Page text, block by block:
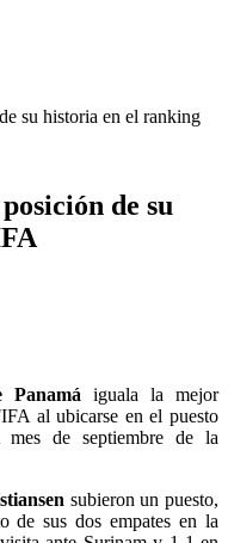
su historia en el ranking
de su
Panamá iguala la mejor
al ubicarse en el puesto
de septiembre de la
subieron un puesto,
de sus dos empates en la